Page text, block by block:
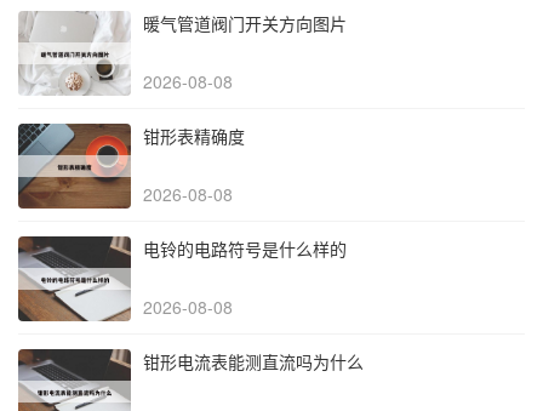
暖气管道阀门开关方向图片
2026-08-08
钳形表精确度
2026-08-08
电铃的电路符号是什么样的
2026-08-08
钳形电流表能测直流吗为什么